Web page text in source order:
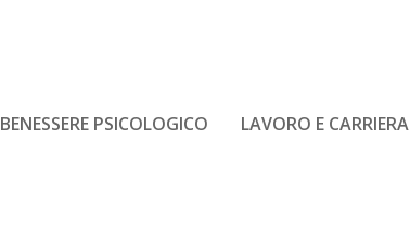
BENESSERE PSICOLOGICO LAVORO E CARRIERA